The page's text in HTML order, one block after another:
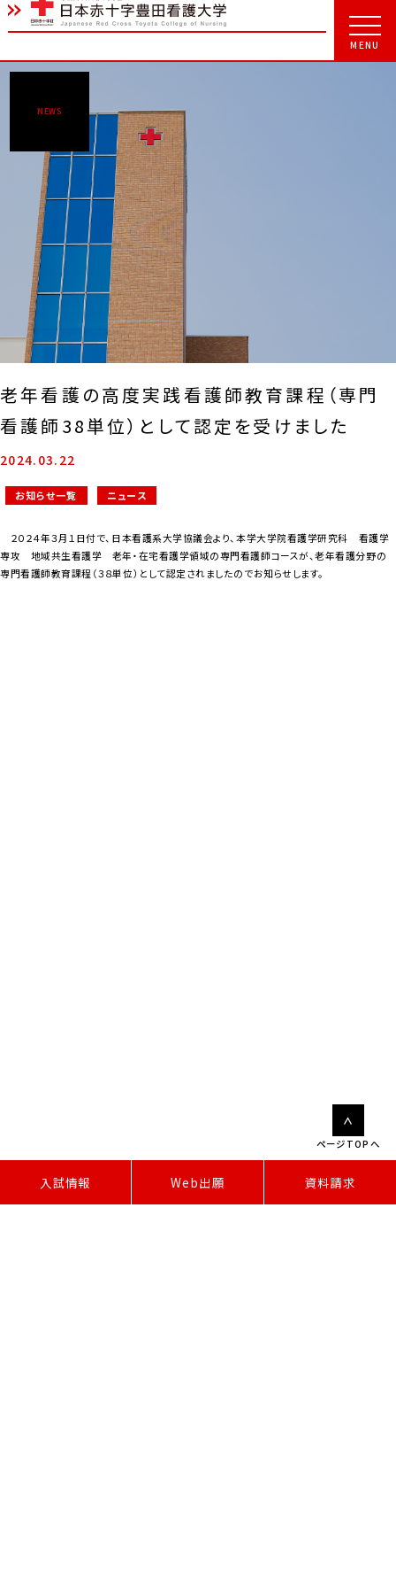
入試情報 Web出願 資料請求
NEWS
老年看護の高度実践看護師教育課程（専門
看護師38単位）として認定を受けました
2024.03.22
お知らせ一覧 ニュース
２０２４年３月１日付で、日本看護系大学協議会より、本学大学院看護学研究科 看護学
専攻 地域共生看護学 老年・在宅看護学領域の専門看護師コースが、老年看護分野の
専門看護師教育課程（３８単位）として認定されましたのでお知らせします。
ページTOPへ